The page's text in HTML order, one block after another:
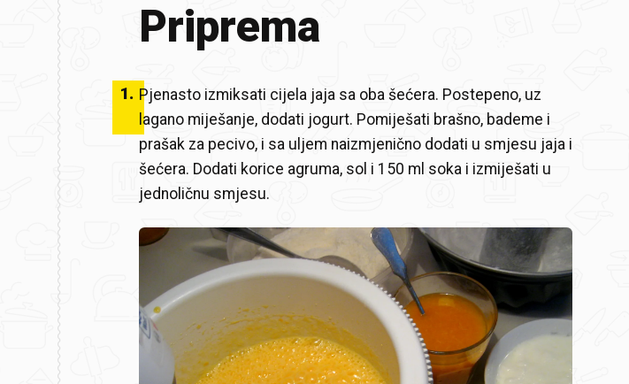
Priprema
1. Pjenasto izmiksati cijela jaja sa oba šećera. Postepeno, uz
lagano miješanje, dodati jogurt. Pomiješati brašno, bademe i
prašak za pecivo, i sa uljem naizmjenično dodati u smjesu jaja i
šećera. Dodati korice agruma, sol i 150 ml soka i izmiješati u
jednoličnu smjesu.